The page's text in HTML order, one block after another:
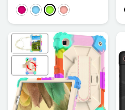
Magenta
HellblauApfelgrünRoségold